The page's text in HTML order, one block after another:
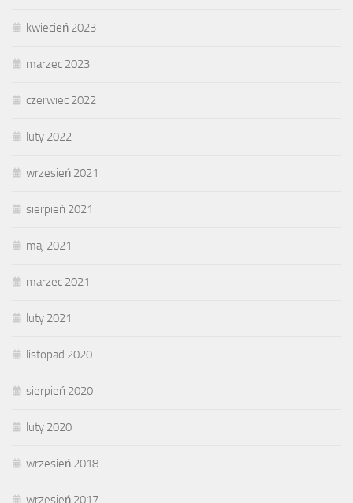
kwiecień 2023
marzec 2023
czerwiec 2022
luty 2022
wrzesień 2021
sierpień 2021
maj 2021
marzec 2021
luty 2021
listopad 2020
sierpień 2020
luty 2020
wrzesień 2018
wrzesień 2017